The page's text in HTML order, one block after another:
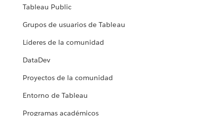
Tableau Public
Grupos de usuarios de Tableau
Líderes de la comunidad
DataDev
Proyectos de la comunidad
Entorno de Tableau
Programas académicos